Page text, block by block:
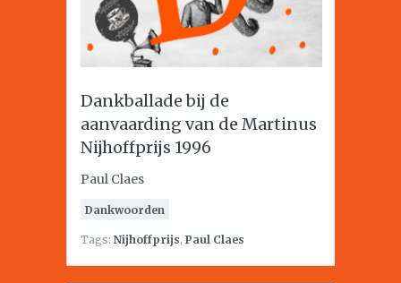
Dankballade bij de
aanvaarding van de Martinus
Nijhoffprijs 1996
Paul Claes
Dankwoorden
Tags: Nijhoffprijs, Paul Claes